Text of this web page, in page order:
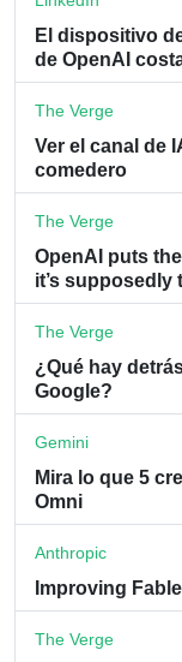
El dispositivo
de OpenAI
The Verge
Ver el canal de
comedero
The Verge
OpenAI puts
it’s supposedly
The Verge
¿Qué hay
Google?
Gemini
Mira lo que 5
Omni
Anthropic
Improving
The Verge